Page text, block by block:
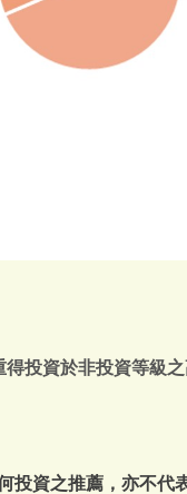
得投資於非投資等級
投資之推薦，亦不代